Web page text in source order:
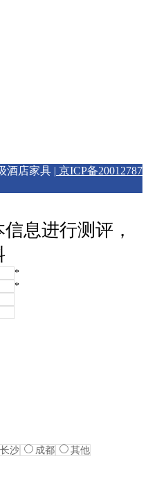
酒店家具 | 京ICP备20012787
息进行测评，
*
*
长沙 成都 其他